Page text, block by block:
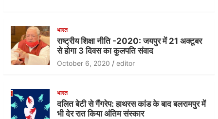
e
b
o
k
er s
A
p
भारत
राष्ट्रीय शिक्षा नीति -2020: जयपुर में 21 अक्टूबर
से होगा 3 दिवस का कुलपति संवाद
October 6, 2020 editor
भारत
दलित बेटी से गैंगरेप: हाथरस कांड के बाद बलरामपुर में
भी देर रात किया अंतिम संस्कार